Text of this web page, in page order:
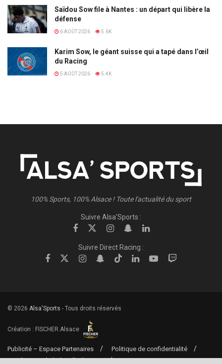
Saïdou Sow file à Nantes : un départ qui libère la
défense
6 AOÛT 2026 5.6K
Karim Sow, le géant suisse qui a tapé dans l’œil
du Racing
5 AOÛT 2026 5.4K
100% Sports, 100% Alsace ! Toute l'actualité du sport
Suivre Alsa'Sports :
Suivre Direct Racing :
© 2026 Alsa'Sports - Tous droits réservés
Création : FISCHER.Alsace
Publicité – Espace Partenaires
Politique de confidentialité
Conditions générales d’utilisation